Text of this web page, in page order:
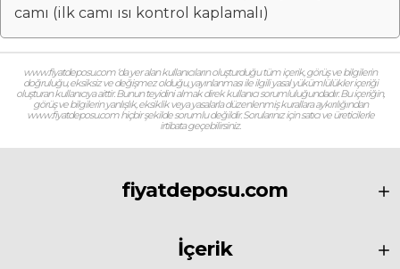
camı (ilk camı ısı kontrol kaplamalı)
www.fiyatdeposu.com ‘da yer alan kullanıcıların oluşturduğu tüm içerik, görüş ve bilgilerin
doğruluğu, eksiksiz ve değişmez olduğu, yayınlanması ile ilgili yasal yükümlülükler içeriği
oluşturan kullanıcıya aittir. Bunun teyidini almak direk kullanıcı sorumluluğundadır. Bu içeriğin,
görüş ve bilgilerin yanlışlık, eksiklik veya yasalarla düzenlenmiş kurallara aykırılığından
www.fiyatdeposu.com hiçbir şekilde sorumlu değildir. Sorularınız için satıcı ve üreticilerle
irtibata geçebilirsiniz.
fiyatdeposu.com
İçerik